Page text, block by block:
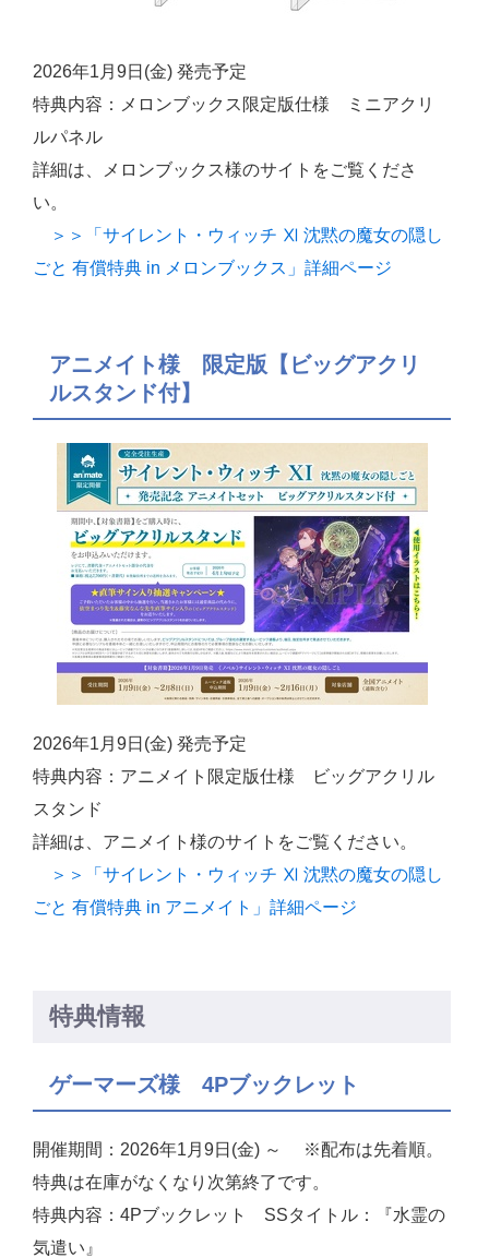
2026年1月9日(金) 発売予定
特典内容：メロンブックス限定版仕様 ミニアクリ
ルパネル
詳細は、メロンブックス様のサイトをご覧くださ
い。
＞＞「サイレント・ウィッチ Ⅺ 沈黙の魔女の隠し
ごと 有償特典 in メロンブックス」詳細ページ
アニメイト様 限定版【ビッグアクリ
ルスタンド付】
2026年1月9日(金) 発売予定
特典内容：アニメイト限定版仕様 ビッグアクリル
スタンド
詳細は、アニメイト様のサイトをご覧ください。
＞＞「サイレント・ウィッチ Ⅺ 沈黙の魔女の隠し
ごと 有償特典 in アニメイト」詳細ページ
特典情報
ゲーマーズ様 4Pブックレット
開催期間：2026年1月9日(金) ～ ※配布は先着順。
特典は在庫がなくなり次第終了です。
特典内容：4Pブックレット SSタイトル：『水霊の
気遣い』